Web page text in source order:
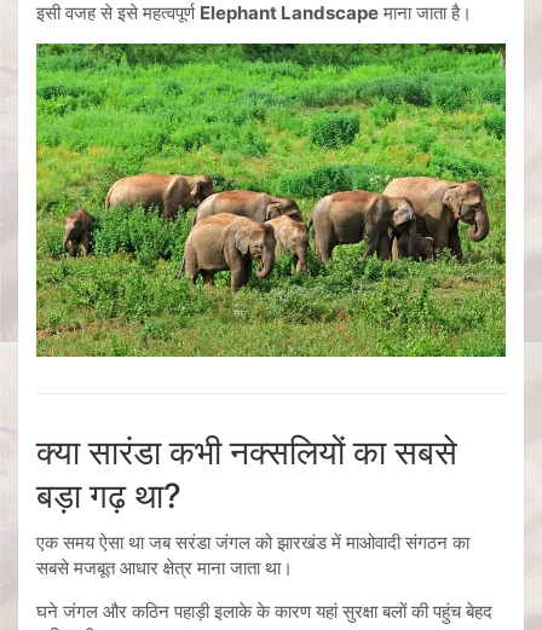
इसी वजह से इसे महत्वपूर्ण Elephant Landscapeमाना जाता है।
क्या सारंडा कभी नक्सलियों का सबसे
बड़ा गढ़ था?
एक समय ऐसा था जब सरंडा जंगल को झारखंड में माओवादी संगठन का
सबसे मजबूत आधार क्षेत्र माना जाता था।
घने जंगल और कठिन पहाड़ी इलाके के कारण यहां सुरक्षा बलों की पहुंच बेहद